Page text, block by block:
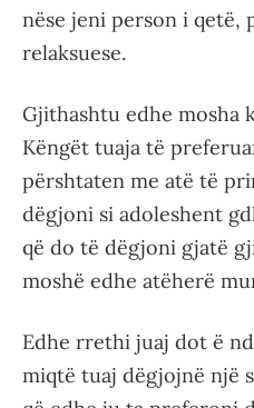
nëse jeni person i qetë,
relaksuese.
Gjithashtu edhe mosha
Këngët tuaja të
përshtaten me atë të
dëgjoni si adoleshent
që do të dëgjoni gjatë
moshë edhe atëherë
Edhe rrethi juaj dot ë
miqtë tuaj dëgjojnë një